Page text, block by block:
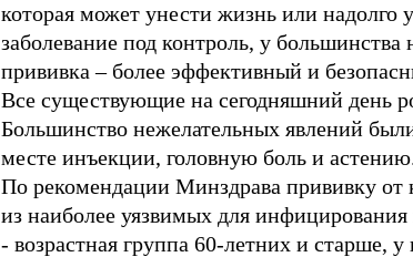
которая может унести жизнь или надолго
заболевание под контроль, у
прививка – более эффективный и
Все существующие на сегодняшний день
Большинство нежелательных явлений
месте инъекции, головную боль и
По рекомендации Минздрава прививку от
из наиболее уязвимых для инфицирования
- возрастная группа 60-летних и старше, у